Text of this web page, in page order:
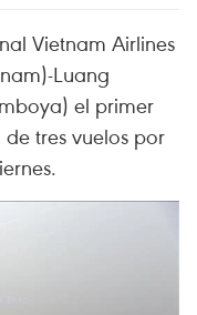
Vietnam Airlines
Luang
el primer
tres vuelos por